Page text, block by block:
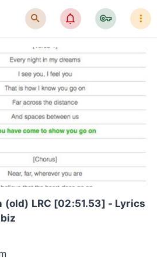
󰍉 󰂜 󰷖 󰇙
(old) LRC [02:51.53] - Lyrics